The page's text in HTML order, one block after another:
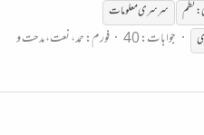
: نظم سرسریمعلومات
جوابات: 40 فورم:حمد، نعت، مدحت و